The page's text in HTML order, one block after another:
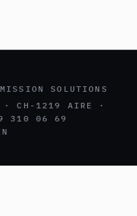
SOLUTIONS
· CH-1219 AIRE ·
310 06 69